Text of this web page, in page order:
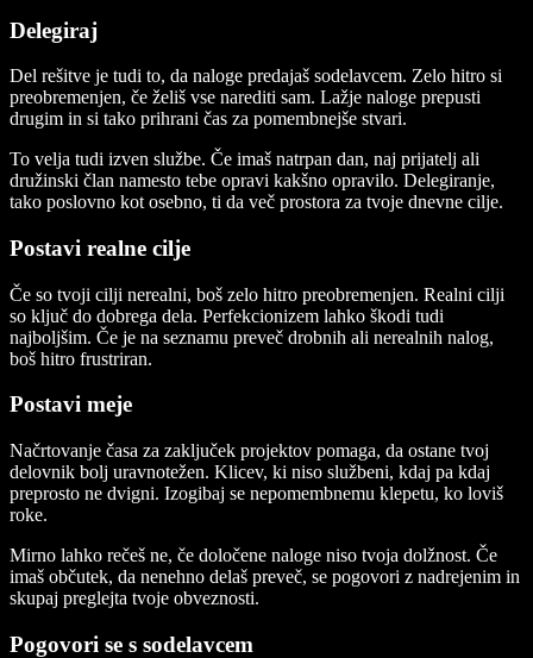
Delegiraj
Del rešitve je tudi to, da naloge predajaš sodelavcem. Zelo hitro si
preobremenjen, če želiš vse narediti sam. Lažje naloge prepusti
drugim in si tako prihrani čas za pomembnejše stvari.
To velja tudi izven službe. Če imaš natrpan dan, naj prijatelj ali
družinski član namesto tebe opravi kakšno opravilo. Delegiranje,
tako poslovno kot osebno, ti da več prostora za tvoje dnevne cilje.
Postavi realne cilje
Če so tvoji cilji nerealni, boš zelo hitro preobremenjen. Realni cilji
so ključ do dobrega dela. Perfekcionizem lahko škodi tudi
najboljšim. Če je na seznamu preveč drobnih ali nerealnih nalog,
boš hitro frustriran.
Postavi meje
Načrtovanje časa za zaključek projektov pomaga, da ostane tvoj
delovnik bolj uravnotežen. Klicev, ki niso službeni, kdaj pa kdaj
preprosto ne dvigni. Izogibaj se nepomembnemu klepetu, ko loviš
roke.
Mirno lahko rečeš ne, če določene naloge niso tvoja dolžnost. Če
imaš občutek, da nenehno delaš preveč, se pogovori z nadrejenim in
skupaj preglejta tvoje obveznosti.
Pogovori se s sodelavcem